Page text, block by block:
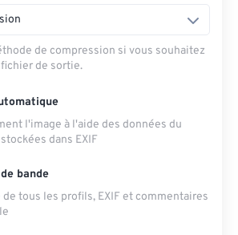
de compression si vous souhaitez
de sortie.
l'image à l'aide des données du
dans EXIF
bande
tous les profils, EXIF ​​et commentaires